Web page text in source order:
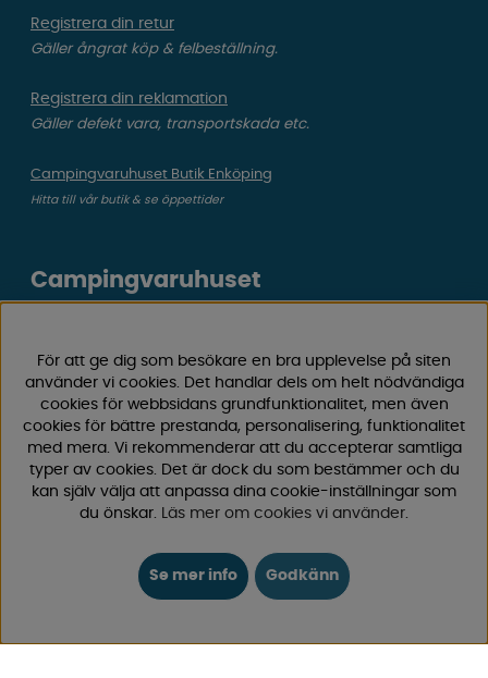
Registrera din retur
Gäller ångrat köp & felbeställning.
Registrera din reklamation
Gäller defekt vara, transportskada etc.
Campingvaruhuset Butik Enköping
Hitta till vår butik & se öppettider
Campingvaruhuset
campingtillbehör för husvagn, husbil och van! Med över
50 års erfarenhet är vi din självklara partner för allt inom
camping och fritid.
Hos oss hittar du allt från reservdelar till smarta tillbehör
som gör din campingupplevelse smidigare och roligare.
Vi erbjuder hög kvalitet och konkurrenskraftiga priser –
både online och i vår fysiska
butik i Enköping.
Följ oss på Facebook och Instagram för inspiration,
nyheter och exklusiva erbjudanden. Campinglivet börjar
För att ge dig som besökare en bra upplevelse på siten
använder vi cookies. Det handlar dels om helt nödvändiga
cookies för webbsidans grundfunktionalitet, men även
cookies för bättre prestanda, personalisering, funktionalitet
med mera. Vi rekommenderar att du accepterar samtliga
typer av cookies. Det är dock du som bestämmer och du
kan själv välja att anpassa dina cookie-inställningar som
du önskar. Läs mer om cookies vi använder.
Se mer info Godkänn